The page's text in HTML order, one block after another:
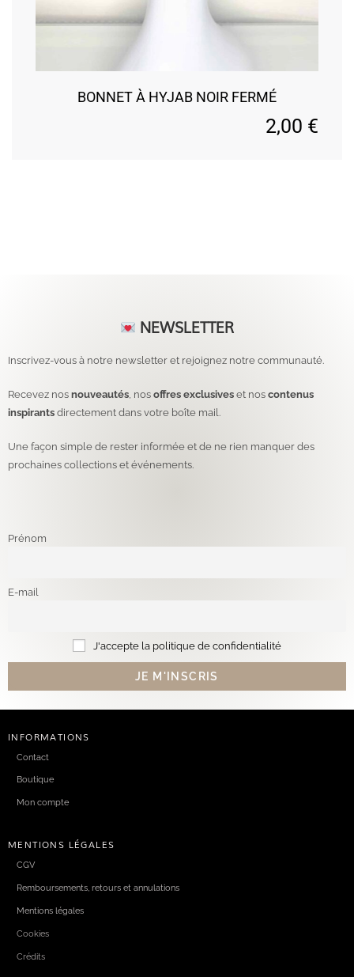
BONNET À HYJAB NOIR FERMÉ
2,00 €
NEWSLETTER
Inscrivez-vous à notre newsletter et rejoignez notre communauté.
Recevez nos nouveautés , nos offres exclusives et nos contenus
inspirants directement dans votre boîte mail.
Une façon simple de rester informée et de ne rien manquer des
prochaines collections et événements.
Prénom
E-mail
J'accepte la politique de confidentialité
INFORMATIONS
Contact
Boutique
Mon compte
MENTIONS LÉGALES
CGV
Remboursements, retours et annulations
Mentions légales
Cookies
Crédits